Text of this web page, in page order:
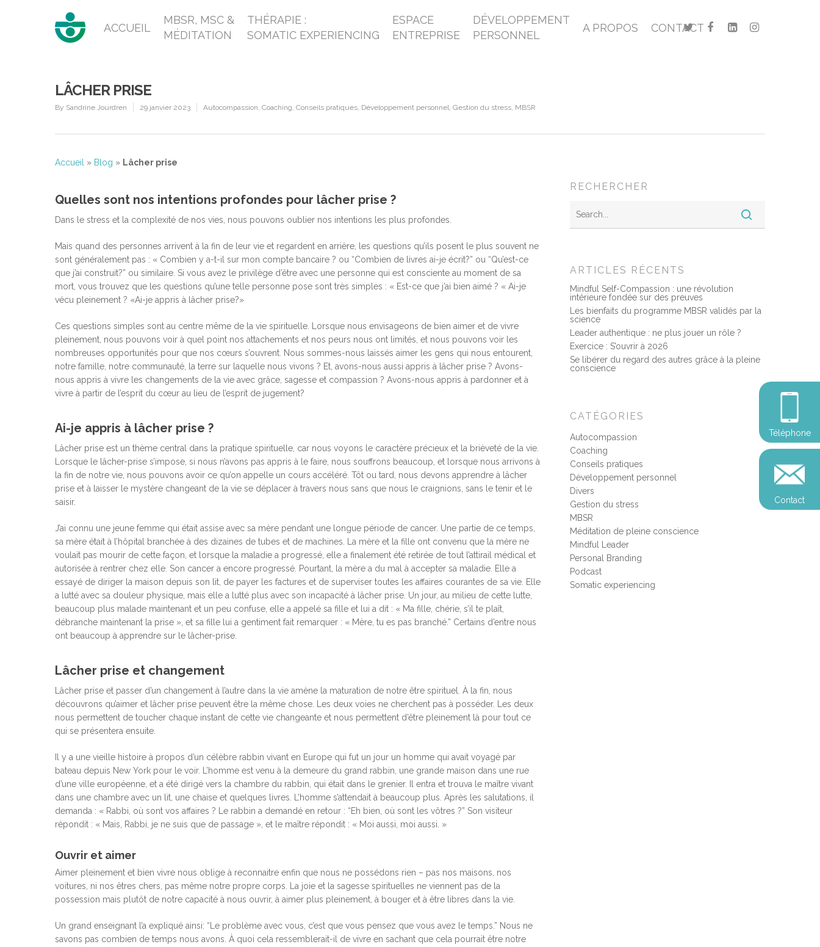
Hit enter to search or ESC to close
ACCUEIL
MBSR, MSC &
MÉDITATION
THÉRAPIE :
SOMATIC EXPERIENCING
ESPACE
ENTREPRISE
DÉVELOPPEMENT
PERSONNEL
A PROPOS CONTACT
LÂCHER PRISE
By Sandrine Jourdren 29 janvier 2023 Autocompassion, Coaching, Conseils pratiques, Développement personnel, Gestion du stress, MBSR
Accueil » Blog » Lâcher prise
Quelles sont nos intentions profondes pour lâcher prise ?
Dans le stress et la complexité de nos vies, nous pouvons oublier nos intentions les plus profondes.
Mais quand des personnes arrivent à la fin de leur vie et regardent en arrière, les questions qu’ils posent le plus souvent ne
sont généralement pas : « Combien y a-t-il sur mon compte bancaire ? ou “Combien de livres ai-je écrit?” ou “Qu’est-ce
que j’ai construit?” ou similaire. Si vous avez le privilège d’être avec une personne qui est consciente au moment de sa
mort, vous trouvez que les questions qu’une telle personne pose sont très simples : « Est-ce que j’ai bien aimé ? « Ai-je
vécu pleinement ? «Ai-je appris à lâcher prise?»
Ces questions simples sont au centre même de la vie spirituelle. Lorsque nous envisageons de bien aimer et de vivre
pleinement, nous pouvons voir à quel point nos attachements et nos peurs nous ont limités, et nous pouvons voir les
nombreuses opportunités pour que nos cœurs s’ouvrent. Nous sommes-nous laissés aimer les gens qui nous entourent,
notre famille, notre communauté, la terre sur laquelle nous vivons ? Et, avons-nous aussi appris à lâcher prise ? Avons-
nous appris à vivre les changements de la vie avec grâce, sagesse et compassion ? Avons-nous appris à pardonner et à
vivre à partir de l’esprit du cœur au lieu de l’esprit de jugement?
Ai-je appris à lâcher prise ?
Lâcher prise est un thème central dans la pratique spirituelle, car nous voyons le caractère précieux et la brièveté de la vie.
Lorsque le lâcher-prise s’impose, si nous n’avons pas appris à le faire, nous souffrons beaucoup, et lorsque nous arrivons à
la fin de notre vie, nous pouvons avoir ce qu’on appelle un cours accéléré. Tôt ou tard, nous devons apprendre à lâcher
prise et à laisser le mystère changeant de la vie se déplacer à travers nous sans que nous le craignions, sans le tenir et le
saisir.
J’ai connu une jeune femme qui était assise avec sa mère pendant une longue période de cancer. Une partie de ce temps,
sa mère était à l’hôpital branchée à des dizaines de tubes et de machines. La mère et la fille ont convenu que la mère ne
voulait pas mourir de cette façon, et lorsque la maladie a progressé, elle a finalement été retirée de tout l’attirail médical et
autorisée à rentrer chez elle. Son cancer a encore progressé. Pourtant, la mère a du mal à accepter sa maladie. Elle a
essayé de diriger la maison depuis son lit, de payer les factures et de superviser toutes les affaires courantes de sa vie. Elle
a lutté avec sa douleur physique, mais elle a lutté plus avec son incapacité à lâcher prise. Un jour, au milieu de cette lutte,
beaucoup plus malade maintenant et un peu confuse, elle a appelé sa fille et lui a dit : « Ma fille, chérie, s’il te plaît,
débranche maintenant la prise », et sa fille lui a gentiment fait remarquer : « Mère, tu es pas branché.” Certains d’entre nous
ont beaucoup à apprendre sur le lâcher-prise.
Lâcher prise et changement
Lâcher prise et passer d’un changement à l’autre dans la vie amène la maturation de notre être spirituel. À la fin, nous
découvrons qu’aimer et lâcher prise peuvent être la même chose. Les deux voies ne cherchent pas à posséder. Les deux
nous permettent de toucher chaque instant de cette vie changeante et nous permettent d’être pleinement là pour tout ce
qui se présentera ensuite.
Il y a une vieille histoire à propos d’un célèbre rabbin vivant en Europe qui fut un jour un homme qui avait voyagé par
bateau depuis New York pour le voir. L’homme est venu à la demeure du grand rabbin, une grande maison dans une rue
d’une ville européenne, et a été dirigé vers la chambre du rabbin, qui était dans le grenier. Il entra et trouva le maître vivant
dans une chambre avec un lit, une chaise et quelques livres. L’homme s’attendait à beaucoup plus. Après les salutations, il
demanda : « Rabbi, où sont vos affaires ? Le rabbin a demandé en retour : “Eh bien, où sont les vôtres ?” Son visiteur
répondit : « Mais, Rabbi, je ne suis que de passage », et le maître répondit : « Moi aussi, moi aussi. »
Ouvrir et aimer
Aimer pleinement et bien vivre nous oblige à reconnaitre enfin que nous ne possédons rien – pas nos maisons, nos
voitures, ni nos êtres chers, pas même notre propre corps. La joie et la sagesse spirituelles ne viennent pas de la
possession mais plutôt de notre capacité à nous ouvrir, à aimer plus pleinement, à bouger et à être libres dans la vie.
Un grand enseignant l’a expliqué ainsi: “Le problème avec vous, c’est que vous pensez que vous avez le temps.” Nous ne
savons pas combien de temps nous avons. À quoi cela ressemblerait-il de vivre en sachant que cela pourrait être notre
RECHERCHER
ARTICLES RÉCENTS
Mindful Self-Compassion : une révolution
intérieure fondée sur des preuves
Les bienfaits du programme MBSR validés par la
science
Leader authentique : ne plus jouer un rôle ?
Exercice : S’ouvrir à 2026
Se libérer du regard des autres grâce à la pleine
conscience
CATÉGORIES
Autocompassion
Coaching
Conseils pratiques
Développement personnel
Divers
Gestion du stress
MBSR
Méditation de pleine conscience
Mindful Leader
Personal Branding
Podcast
Somatic experiencing
Téléphone
Contact